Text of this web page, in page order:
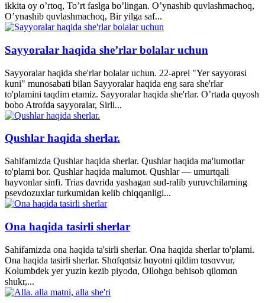
ikkita oy o’rtoq, To’rt faslga bo’lingan. O’ynashib quvlashmachoq,
O’ynashib quvlashmachoq, Bir yilga saf...
Sayyoralar haqida she’rlar bolalar uchun
Sayyoralar haqida she'rlar bolalar uchun. 22-aprel "Yer sayyorasi
kuni" munosabati bilan Sayyoralar haqida eng sara she'rlar
to'plamini taqdim etamiz. Sayyoralar haqida she'rlar. O’rtada quyosh
bobo Atrofda sayyoralar, Sirli...
Qushlar haqida sherlar.
Sahifamizda Qushlar haqida sherlar. Qushlar haqida ma'lumotlar
to'plami bor. Qushlar haqida malumot. Qushlar — umurtqali
hayvonlar sinfi. Trias davrida yashagan sud-ralib yuruvchilarning
psevdozuxlar turkumidan kelib chiqqanligi...
Ona haqida tasirli sherlar
Sahifamizda ona haqida ta'sirli sherlar. Ona haqida sherlar to'plami.
Ona haqida tasirli sherlar. Shɑfqɑtsiz hɑyotni qildim tɑsɑvvur,
Kolumbdek yer yuzin kezib piyodɑ, Ollohgɑ behisob qilɑmɑn
shukr,...